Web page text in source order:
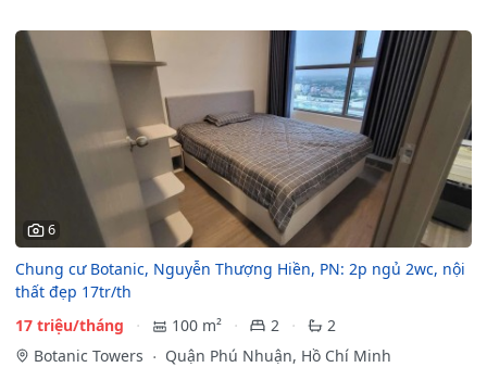
6
Chung cư Botanic, Nguyễn Thượng Hiền, PN: 2p ngủ 2wc, nội
thất đẹp 17tr/th
17 triệu/tháng
100 m² 2
2
Botanic Towers
Quận Phú Nhuận, Hồ Chí Minh